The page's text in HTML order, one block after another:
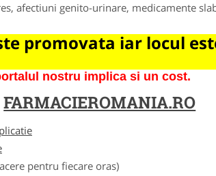
afectiuni genito-urinare, medicamente
promovata iar locul
nostru implica si un cost.
FARMACIEROMANIA.RO
pentru fiecare oras)